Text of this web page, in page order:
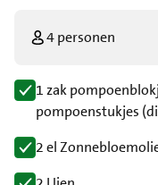
4 personen
1 zak
pompoenstukjes
2 el